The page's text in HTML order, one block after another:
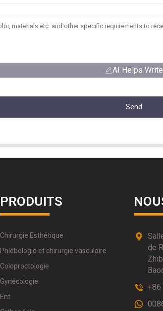
AI Helps Write
Send
PRODUITS
Chirurgie Esthétique
Phlébologie et chirurgie vasculaire
Coloproctologie
Gynécologie
Ent
de
+86